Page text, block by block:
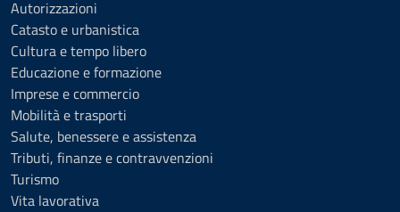
Autorizzazioni
Catasto e urbanistica
Cultura e tempo libero
Educazione e formazione
Imprese e commercio
Mobilità e trasporti
Salute, benessere e assistenza
Tributi, finanze e contravvenzioni
Turismo
Vita lavorativa